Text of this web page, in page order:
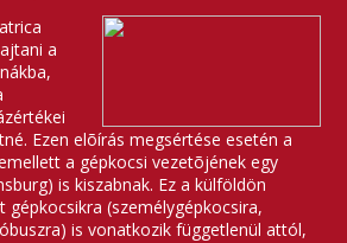
a
Ezen elõírás megsértése esetén a
a gépkocsi vezetõjének egy
is kiszabnak. Ez a külföldön
(személygépkocsira,
is vonatkozik függetlenül attól,